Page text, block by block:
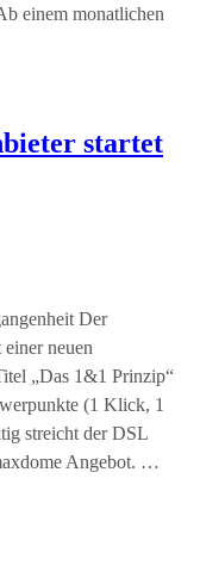
einem monatlichen
startet
Der
neuen
„Das 1&1 Prinzip“
(1 Klick, 1
streicht der DSL
Angebot. …